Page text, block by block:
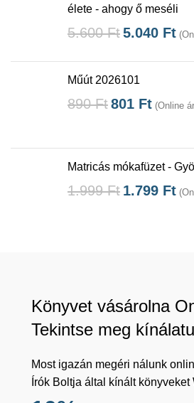
élete - ahogy ő meséli
5.600Ft5.040 Ft
Műút 2026101
890Ft801 Ft (Online
Matricás mókafüzet -
1.999Ft 1.799 Ft
Könyvet vásárolna
Tekintse meg
Most igazán megéri nálunk
Írók Boltja által kínált